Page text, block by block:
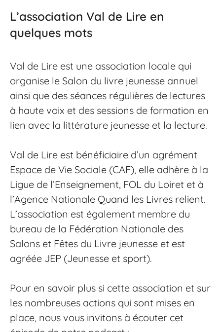
L’association Val de Lire en
quelques mots
Val de Lire est une association locale qui
organise le Salon du livre jeunesse annuel
ainsi que des séances régulières de lectures
à haute voix et des sessions de formation en
lien avec la littérature jeunesse et la lecture.
Val de Lire est bénéficiaire d’un agrément
Espace de Vie Sociale (CAF), elle adhère à la
Ligue de l’Enseignement, FOL du Loiret et à
l’Agence Nationale Quand les Livres relient.
L’association est également membre du
bureau de la Fédération Nationale des
Salons et Fêtes du Livre jeunesse et est
agréée JEP (Jeunesse et sport).
Pour en savoir plus si cette association et sur
les nombreuses actions qui sont mises en
place, nous vous invitons à écouter cet